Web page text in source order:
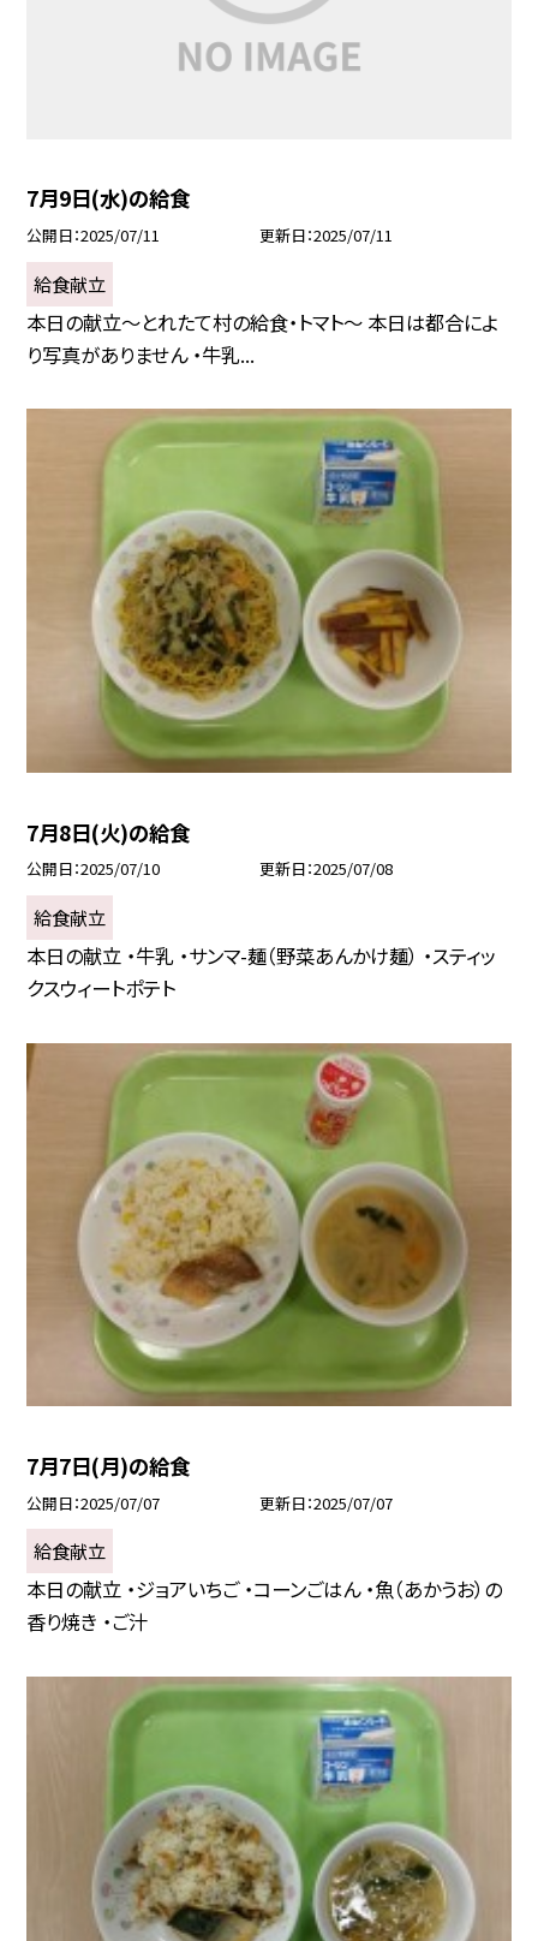
7月9日(水)の給食
公開日 2025/07/11 更新日 2025/07/11
給食献立
本日の献立～とれたて村の給食・トマト～ 本日は都合によ
り写真がありません ・牛乳...
7月8日(火)の給食
公開日 2025/07/10 更新日 2025/07/08
給食献立
本日の献立 ・牛乳 ・サンマ-麺（野菜あんかけ麺） ・スティッ
クスウィートポテト
7月7日(月)の給食
公開日 2025/07/07 更新日 2025/07/07
給食献立
本日の献立 ・ジョアいちご ・コーンごはん ・魚（あかうお）の
香り焼き ・ご汁